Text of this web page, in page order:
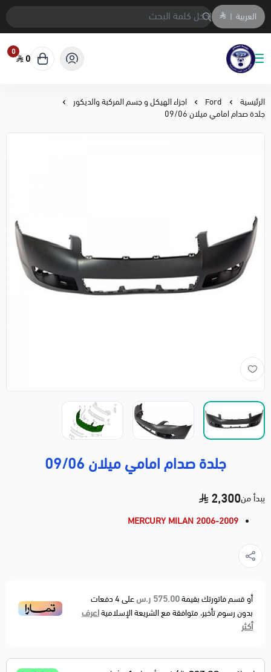
العربية |
متجر المحمادي لقطع السيارات
0
0
الرئيسية Ford
اجزاء الهيكل و جسم المركبة والديكور
جلدة صدام امامي ميلان 09/06
جلدة صدام امامي ميلان 09/06
يبدأ من2,300
MERCURY MILAN 2006-2009
أو قسم فاتورتك بقيمة575.00 ر.س على4دفعات
بدون رسوم تأخير، متوافقة مع الشريعة الإسلاميةاعرف
أكثر